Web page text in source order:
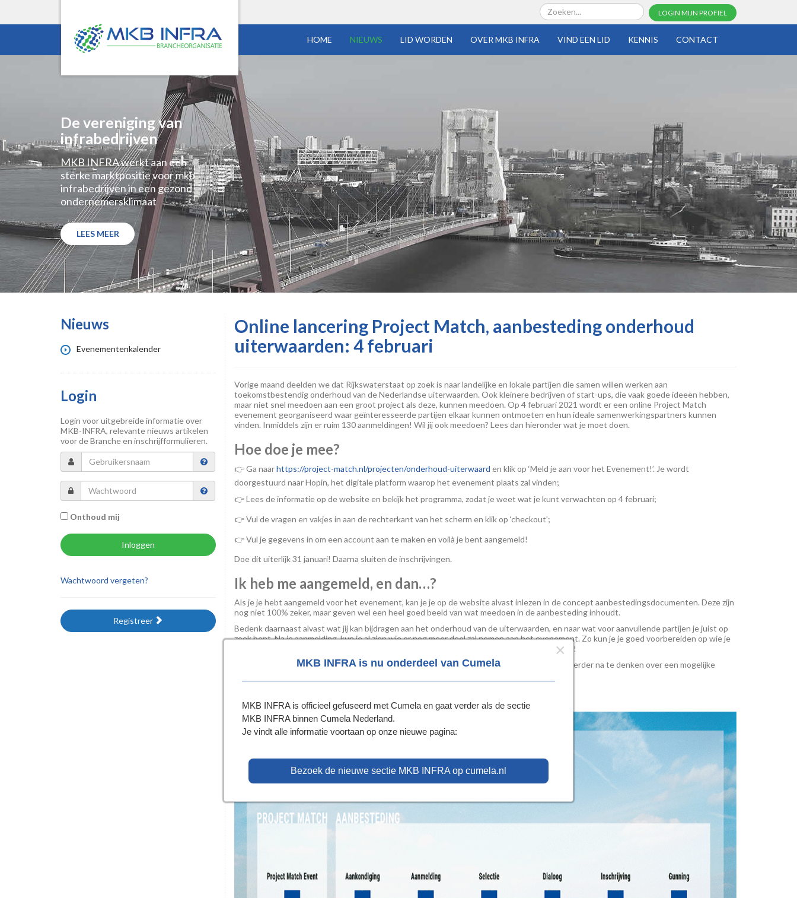
LOGIN MIJN PROFIEL
HOME NIEUWS LID WORDEN OVER MKB INFRA VIND EEN LID KENNIS CONTACT
De vereniging van
infrabedrijven
MKB INFRA werkt aan een
sterke marktpositie voor mkb-
infrabedrijven in een gezond
ondernemersklimaat
LEES MEER
Nieuws
Evenementenkalender
Login
Login voor uitgebreide informatie over
MKB-INFRA, relevante nieuws artikelen
voor de Branche en inschrijfformulieren.
Onthoud mij
Inloggen
Wachtwoord vergeten?
Registreer
Online lancering Project Match, aanbesteding onderhoud
uiterwaarden: 4 februari
Vorige maand deelden we dat Rijkswaterstaat op zoek is naar landelijke en lokale partijen die samen willen werken aan
toekomstbestendig onderhoud van de Nederlandse uiterwaarden. Ook kleinere bedrijven of start-ups, die vaak goede ideeën hebben,
maar niet snel meedoen aan een groot project als deze, kunnen meedoen. Op 4 februari 2021 wordt er een online Project Match
evenement georganiseerd waar geïnteresseerde partijen elkaar kunnen ontmoeten en hun ideale samenwerkingspartners kunnen
vinden. Inmiddels zijn er ruim 130 aanmeldingen! Wil jij ook meedoen? Lees dan hieronder wat je moet doen.
Hoe doe je mee?
👉 Ga naarhttps://project-match.nl/projecten/onderhoud-uiterwaard en klik op ‘Meld je aan voor het Evenement!’. Je wordt
doorgestuurd naar Hopin, het digitale platform waarop het evenement plaats zal vinden;
👉 Lees de informatie op de website en bekijk het programma, zodat je weet wat je kunt verwachten op 4 februari;
👉 Vul de vragen en vakjes in aan de rechterkant van het scherm en klik op ‘checkout’;
👉 Vul je gegevens in om een account aan te maken en voilà je bent aangemeld!
Doe dit uiterlijk 31 januari! Daarna sluiten de inschrijvingen.
Ik heb me aangemeld, en dan…?
Als je je hebt aangemeld voor het evenement, kan je je op de website alvast inlezen in de concept aanbestedingsdocumenten. Deze zijn
nog niet 100% zeker, maar geven wel een heel goed beeld van wat meedoen in de aanbesteding inhoudt.
Bedenk daarnaast alvast wat jij kan bijdragen aan het onderhoud van de uiterwaarden, en naar wat voor aanvullende partijen je juist op
zoek bent. Na je aanmelding, kun je al zien wie er nog meer deel zal nemen aan het evenement. Zo kun je je goed voorbereiden op wie je
graag wilt spreken. Tijdens het match evenement is het de bedoeling dat jullie elkaar vinden!
In de weken daarna kan je met mogelijk interessante partners verder in gesprek om samen verder na te denken over een mogelijke
×
MKB INFRA is nu onderdeel van Cumela
MKB INFRA is officieel gefuseerd met Cumela en gaat verder als de sectie
MKB INFRA binnen Cumela Nederland.
Je vindt alle informatie voortaan op onze nieuwe pagina:
Bezoek de nieuwe sectie MKB INFRA op cumela.nl